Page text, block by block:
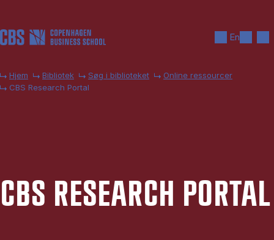
En
Hjem Bibliotek Søg i biblioteket
Online ressourcer
CBS Research Portal
CBS RE­SEARCH PO­R­TAL